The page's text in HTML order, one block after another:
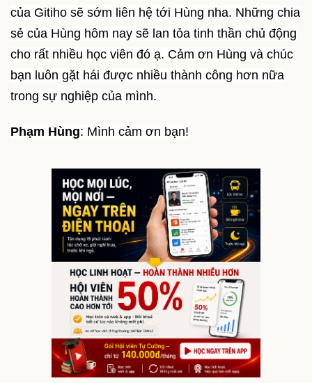
của Gitiho sẽ sớm liên hệ tới Hùng nha. Những chia
sẻ của Hùng hôm nay sẽ lan tỏa tinh thần chủ động
cho rất nhiều học viên đó ạ. Cảm ơn Hùng và chúc
bạn luôn gặt hái được nhiều thành công hơn nữa
trong sự nghiệp của mình.
Phạm Hùng: Mình cảm ơn bạn!